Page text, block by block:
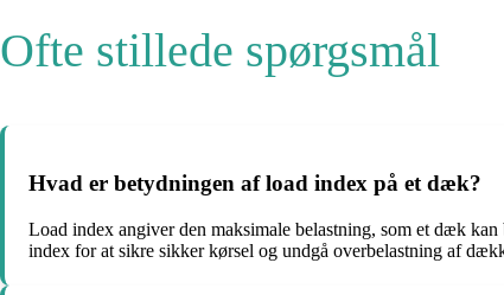
Ofte stillede spørgsmål
Hvad er betydningen af load index på et dæk?
Load index angiver den maksimale belastning, som et dæk
index for at sikre sikker kørsel og undgå overbelastning af